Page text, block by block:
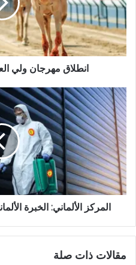
انطلاق مهرجان ولي
المركز الألماني: الخبرة
مقالات ذات صلة